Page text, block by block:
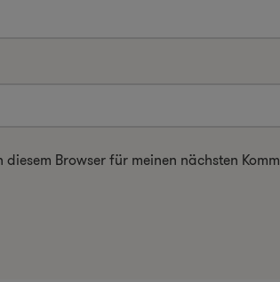
diesem Browser für meinen nächsten